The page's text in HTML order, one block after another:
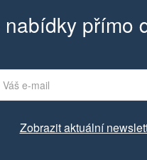
přímo
Zobrazit aktuální